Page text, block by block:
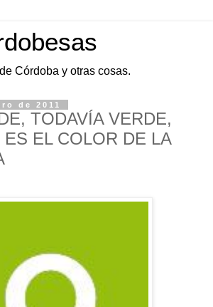
Córdoba y otras cosas.
de 2011
TODAVÍA VERDE,
EL COLOR DE LA